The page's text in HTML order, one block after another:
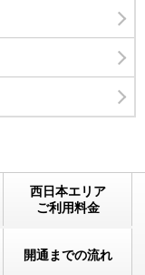
西日本エリア
ご利用料金
開通までの流れ